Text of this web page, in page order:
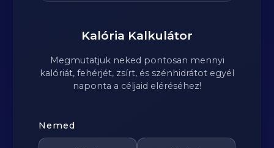
Kalória Kalkulátor
Megmutatjuk neked pontosan mennyi
kalóriát, fehérjét, zsírt, és szénhidrátot egyél
naponta a céljaid eléréséhez!
Nemed